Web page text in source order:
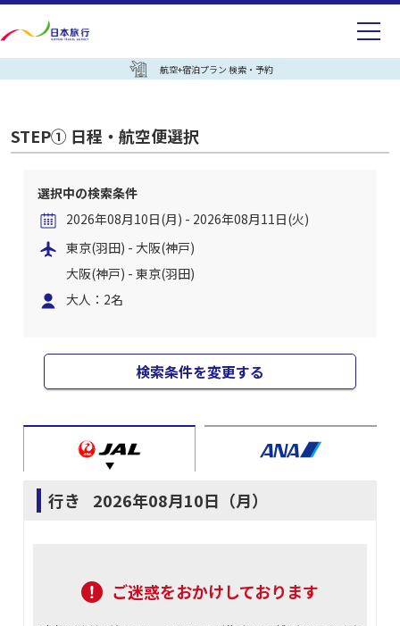
航空+宿泊プラン 検索・予約
STEP① 日程・航空便選択
選択中の検索条件
2026年08月10日(月) - 2026年08月11日(火)
東京(羽田) - 大阪(神戸)
大阪(神戸) - 東京(羽田)
大人：2名
検索条件を変更する
行き 2026年08月10日（月）
ご迷惑をおかけしております